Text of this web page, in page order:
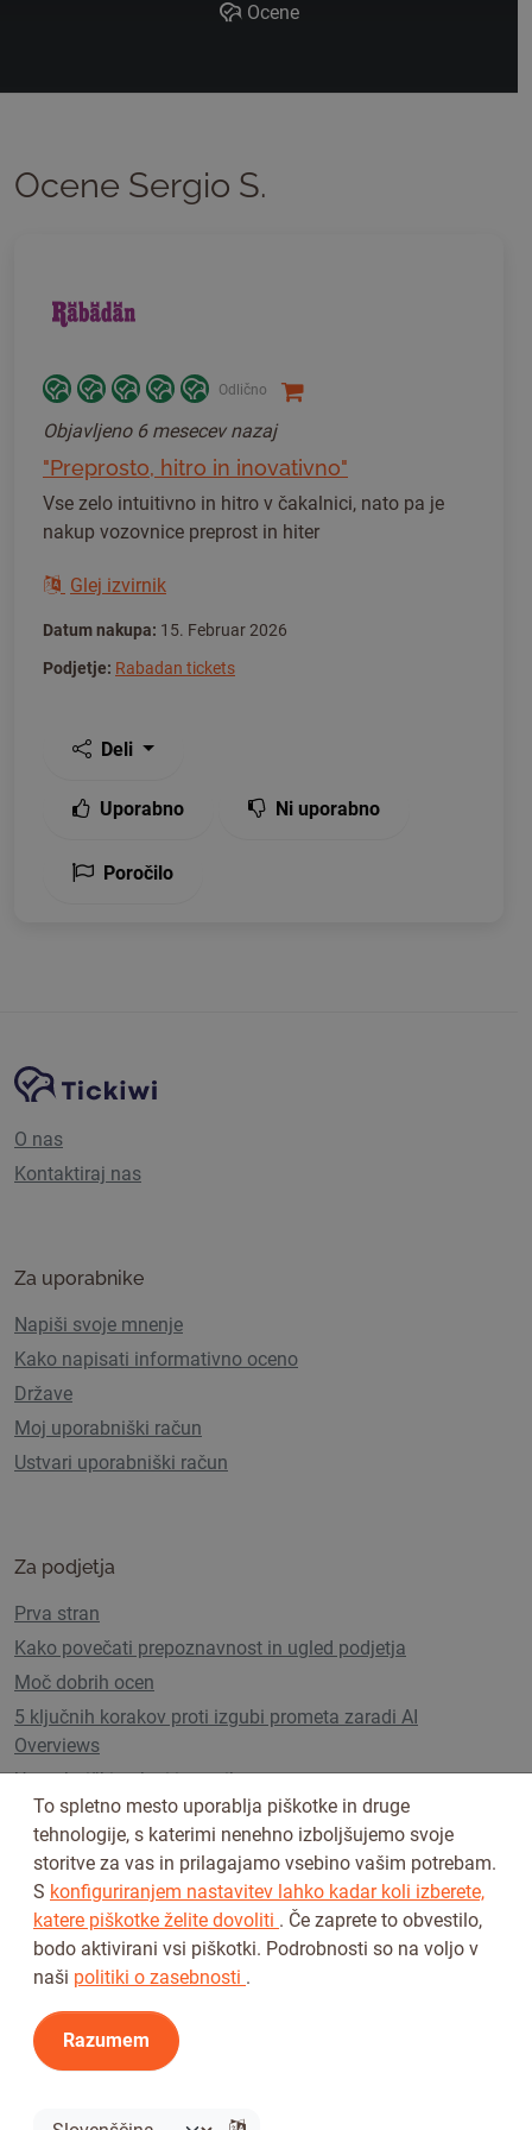
Ocene
Ocene Sergio S.
Odlično
Objavljeno 6 mesecev nazaj
"Preprosto, hitro in inovativno"
Vse zelo intuitivno in hitro v čakalnici, nato pa je
nakup vozovnice preprost in hiter
Glej izvirnik
Datum nakupa: 15. Februar 2026
Podjetje: Rabadan tickets
Deli
Uporabno Ni uporabno
Poročilo
Navigacija spletnega mesta
Platforma Tickiwi
O nas
Kontaktiraj nas
Za uporabnike
Napiši svoje mnenje
Kako napisati informativno oceno
Države
Moj uporabniški račun
Ustvari uporabniški račun
Za podjetja
Prva stran
Kako povečati prepoznavnost in ugled podjetja
Moč dobrih ocen
5 ključnih korakov proti izgubi prometa zaradi AI
Overviews
Uporabniški paketi in cenik
Sledi nam na
© 2026 Tickiwi - Vse pravice pridržane
To spletno mesto uporablja piškotke in druge
tehnologije, s katerimi nenehno izboljšujemo svoje
storitve za vas in prilagajamo vsebino vašim potrebam.
S konfiguriranjem nastavitev lahko kadar koli izberete,
katere piškotke želite dovoliti . Če zaprete to obvestilo,
bodo aktivirani vsi piškotki. Podrobnosti so na voljo v
naši politiki o zasebnosti .
Razumem